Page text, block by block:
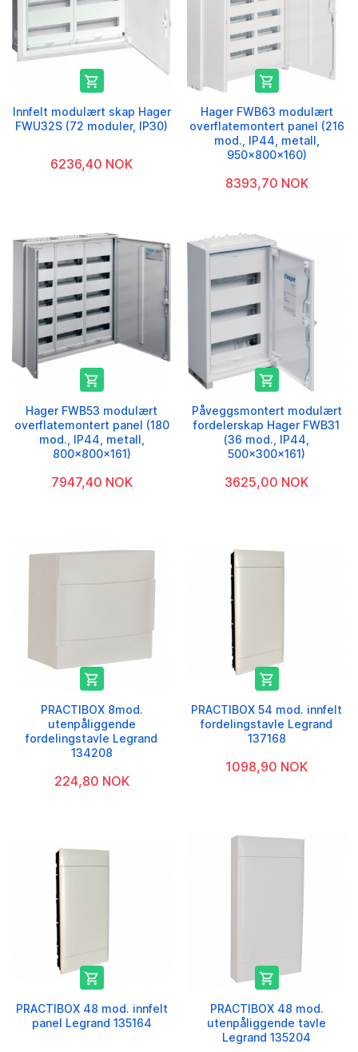

Innfelt modulært skap Hager
FWU32S (72 moduler, IP30)
6236,40 NOK

Hager FWB63 modulært
overflatemontert panel (216
mod., IP44, metall,
950x800x160)
8393,70 NOK

Hager FWB53 modulært
overflatemontert panel (180
mod., IP44, metall,
800x800x161)
7947,40 NOK

Påveggsmontert modulært
fordelerskap Hager FWB31
(36 mod., IP44,
500x300x161)
3625,00 NOK

PRACTIBOX 8mod.
utenpåliggende
fordelingstavle Legrand
134208
224,80 NOK

PRACTIBOX 54 mod. innfelt
fordelingstavle Legrand
137168
1098,90 NOK

PRACTIBOX 48 mod. innfelt
panel Legrand 135164

PRACTIBOX 48 mod.
utenpåliggende tavle
Legrand 135204